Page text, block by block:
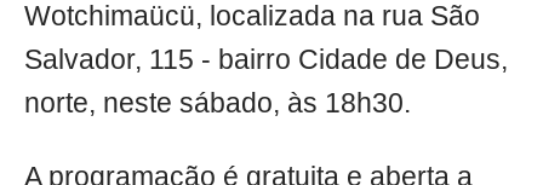
Wotchimaücü, localizada na rua São
Salvador, 115 - bairro Cidade de Deus,
norte, neste sábado, às 18h30.
A programação é gratuita e aberta a